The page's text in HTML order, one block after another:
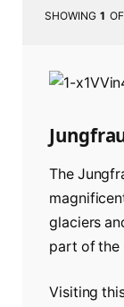
SHOWING 1 OF
The
glaciers
part of the
Visiting